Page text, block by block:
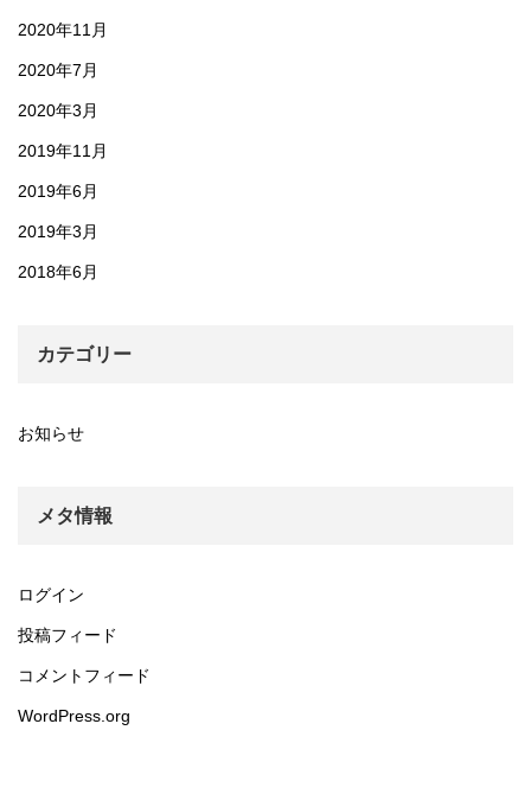
2020年11月
2020年7月
2020年3月
2019年11月
2019年6月
2019年3月
2018年6月
カテゴリー
お知らせ
メタ情報
ログイン
投稿フィード
コメントフィード
WordPress.org